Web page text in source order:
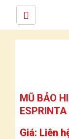
MŨ BẢO
ESPRINTA
Giá: Liên